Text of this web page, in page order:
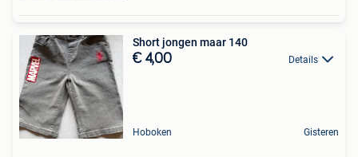
Short jongen maar 140
€ 4,00 Details
Hoboken Gisteren